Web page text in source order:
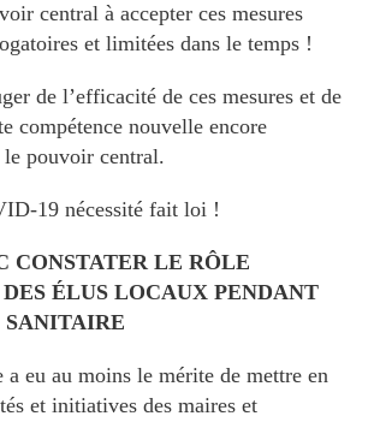
central à accepter ces mesures
et limitées dans le temps !
de l’efficacité de ces mesures et de
compétence nouvelle encore
le pouvoir central.
19 nécessité fait loi !
CONSTATER LE RÔLE
ÉLUS LOCAUX PENDANT
SANITAIRE
a eu au moins le mérite de mettre en
et initiatives des maires et